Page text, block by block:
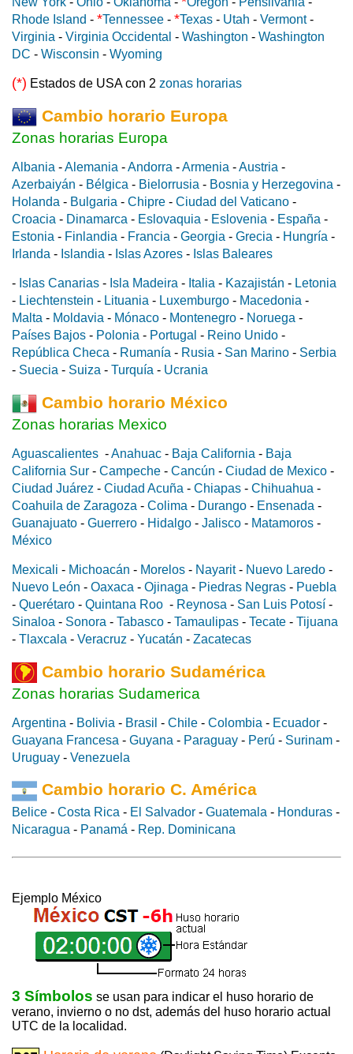
Rhode Island - *Tennessee - *Texas - Utah - Vermont-
Virginia - Virginia Occidental - Washington - Washington
DC - Wisconsin - Wyoming
(*) Estados de USA con 2 zonas horarias
Cambio horario Europa
Zonas horarias Europa
Albania -Alemania -Andorra -Armenia -Austria -
Azerbaiyán - Bélgica - Bielorrusia - Bosnia y Herzegovina -
Holanda - Bulgaria - Chipre - Ciudad del Vaticano -
Croacia - Dinamarca - Eslovaquia - Eslovenia - España -
Estonia - Finlandia - Francia - Georgia - Grecia - Hungría -
Irlanda - Islandia - Islas Azores - Islas Baleares
- Islas Canarias - Isla Madeira - Italia - Kazajistán - Letonia
- Liechtenstein - Lituania - Luxemburgo - Macedonia -
Malta - Moldavia - Mónaco - Montenegro - Noruega -
Países Bajos - Polonia - Portugal - Reino Unido -
República Checa - Rumanía - Rusia - San Marino - Serbia
- Suecia - Suiza - Turquía - Ucrania
Cambio horario México
Zonas horarias Mexico
Aguascalientes -Anahuac - Baja California - Baja
California Sur - Campeche - Cancún - Ciudad de Mexico -
Ciudad Juárez - Ciudad Acuña - Chiapas - Chihuahua -
Coahuila de Zaragoza - Colima - Durango - Ensenada -
Guanajuato - Guerrero - Hidalgo - Jalisco - Matamoros -
México
Mexicali - Michoacán - Morelos - Nayarit- Nuevo Laredo -
Nuevo León - Oaxaca - Ojinaga - Piedras Negras - Puebla
- Querétaro - Quintana Roo - Reynosa - San Luis Potosí -
Sinaloa - Sonora - Tabasco - Tamaulipas - Tecate - Tijuana
- Tlaxcala - Veracruz - Yucatán - Zacatecas
Cambio horario Sudamérica
Zonas horarias Sudamerica
Argentina - Bolivia - Brasil - Chile - Colombia - Ecuador -
Guayana Francesa - Guyana - Paraguay - Perú - Surinam -
Uruguay - Venezuela
Cambio horario C. América
Belice - Costa Rica - El Salvador - Guatemala - Honduras -
Nicaragua - Panamá - Rep. Dominicana
Ejemplo México
3 Símbolos se usan para indicar el huso horario de
verano, invierno o no dst, además del huso horario actual
UTC de la localidad.